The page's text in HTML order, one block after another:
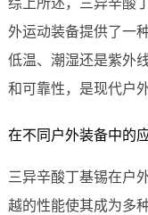
综上所述，三异辛酸
外运动装备提供了一
低温、潮湿还是紫外
和可靠性，是现代户
在不同户外装备中的
三异辛酸丁基锡在户
越的性能使其成为多